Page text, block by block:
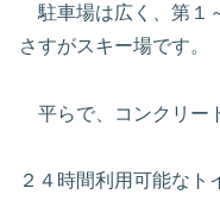
駐車場は広く、第１
さすがスキー場です。
平らで、コンクリー
２４時間利用可能なト